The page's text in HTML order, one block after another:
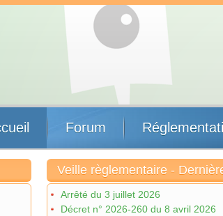
Forum
Veille règlementaire -
Arrêté du 3 juillet 2026
Décret n° 2026-260 du 8 avril 2026